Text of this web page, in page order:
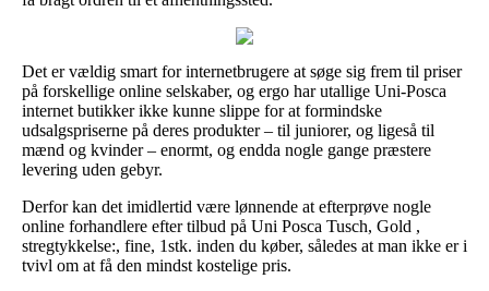
Det er vældig smart for internetbrugere at søge sig frem til priser
på forskellige online selskaber, og ergo har utallige Uni-Posca
internet butikker ikke kunne slippe for at formindske
udsalgspriserne på deres produkter – til juniorer, og ligeså til
mænd og kvinder – enormt, og endda nogle gange præstere
levering uden gebyr.
Derfor kan det imidlertid være lønnende at efterprøve nogle
online forhandlere efter tilbud på Uni Posca Tusch, Gold ,
stregtykkelse:, fine, 1stk. inden du køber, således at man ikke er i
tvivl om at få den mindst kostelige pris.